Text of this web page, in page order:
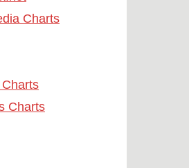
Charts
Charts